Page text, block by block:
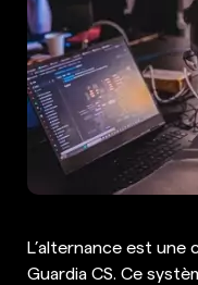
L’alternance est
Guardia CS. Ce